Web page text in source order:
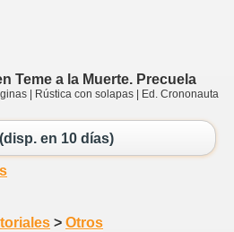
Teme a la Muerte. Precuela
| Rústica con solapas | Ed. Crononauta
en 10 días)
> Otros